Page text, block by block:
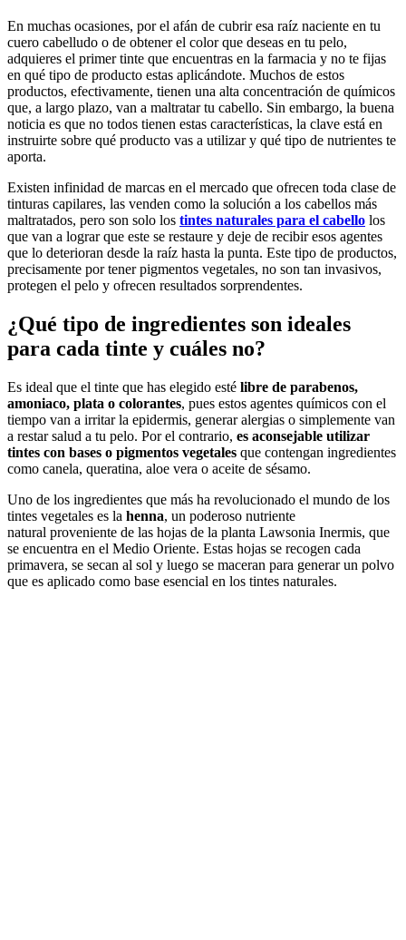
En muchas ocasiones, por el afán de cubrir esa raíz naciente en tu
cuero cabelludo o de obtener el color que deseas en tu pelo,
adquieres el primer tinte que encuentras en la farmacia y no te fijas
en qué tipo de producto estas aplicándote. Muchos de estos
productos, efectivamente, tienen una alta concentración de químicos
que, a largo plazo, van a maltratar tu cabello. Sin embargo, la buena
noticia es que no todos tienen estas características, la clave está en
instruirte sobre qué producto vas a utilizar y qué tipo de nutrientes te
aporta.
Existen infinidad de marcas en el mercado que ofrecen toda clase de
tinturas capilares, las venden como la solución a los cabellos más
maltratados, pero son solo los tintes naturales para el cabello los
que van a lograr que este se restaure y deje de recibir esos agentes
que lo deterioran desde la raíz hasta la punta. Este tipo de productos,
precisamente por tener pigmentos vegetales, no son tan invasivos,
protegen el pelo y ofrecen resultados sorprendentes.
¿Qué tipo de ingredientes son ideales
para cada tinte y cuáles no?
Es ideal que el tinte que has elegido esté libre de parabenos,
amoniaco, plata o colorantes, pues estos agentes químicos con el
tiempo van a irritar la epidermis, generar alergias o simplemente van
a restar salud a tu pelo. Por el contrario, es aconsejable utilizar
tintes con bases o pigmentos vegetales que contengan ingredientes
como canela, queratina, aloe vera o aceite de sésamo.
Uno de los ingredientes que más ha revolucionado el mundo de los
tintes vegetales es la henna, un poderoso nutriente
natural proveniente de las hojas de la planta Lawsonia Inermis, que
se encuentra en el Medio Oriente. Estas hojas se recogen cada
primavera, se secan al sol y luego se maceran para generar un polvo
que es aplicado como base esencial en los tintes naturales.